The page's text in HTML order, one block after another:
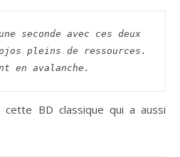
seconde avec ces deux
pleins de ressources.
en avalanche.
cette BD classique qui a aussi